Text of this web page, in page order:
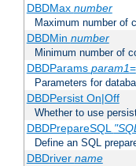
DBDMax number
Maximum number of
DBDMin number
Minimum number of
DBDParams param1=
Parameters for
DBDPersist On|Off
Whether to use
DBDPrepareSQL
Define an SQL
DBDriver name